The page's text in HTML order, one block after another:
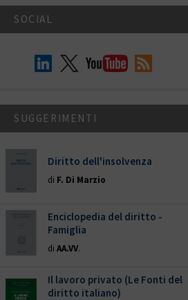
SOCIAL
SUGGERIMENTI
Diritto dell'insolvenza
di F. Di Marzio
Enciclopedia del diritto -
Famiglia
di AA.VV.
Il lavoro privato (Le Fonti del
diritto italiano)